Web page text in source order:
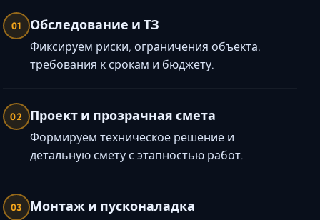
01 Обследование и ТЗ
Фиксируем риски, ограничения объекта,
требования к срокам и бюджету.
02 Проект и прозрачная смета
Формируем техническое решение и
детальную смету с этапностью работ.
03 Монтаж и пусконаладка